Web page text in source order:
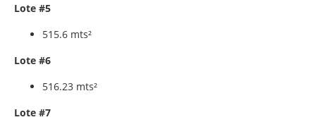
Lote #5
515.6 mts²
Lote #6
516.23 mts²
Lote #7